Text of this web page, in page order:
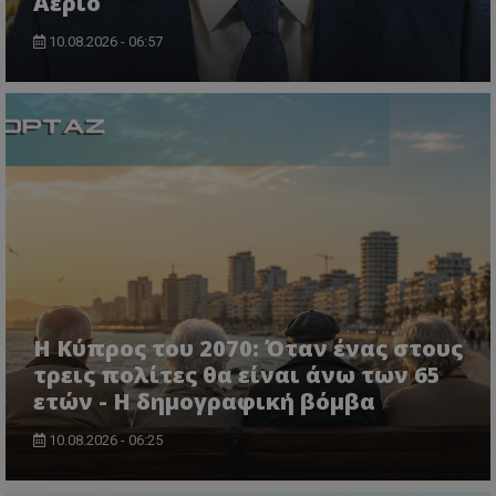
10.08.2026 - 06:57
Η Κύπρος του 2070: Όταν ένας στους
τρεις πολίτες θα είναι άνω των 65
ετών - Η δημογραφική βόμβα
10.08.2026 - 06:25
.youtube.com